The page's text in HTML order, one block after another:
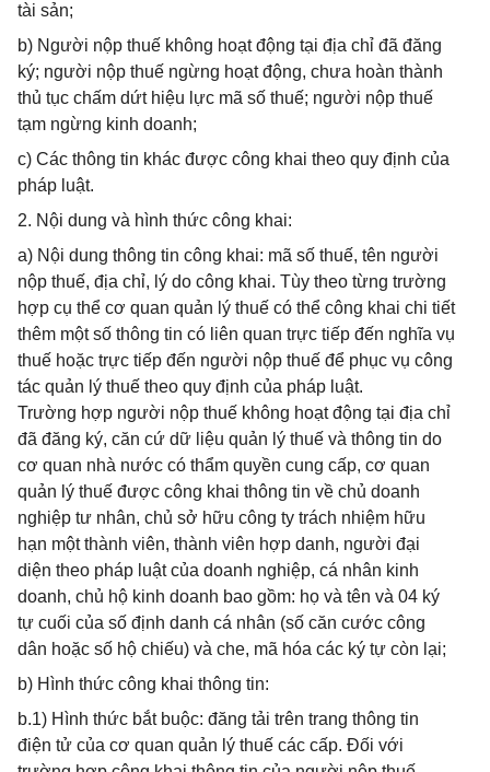
tài sản;
b) Người nộp thuế không hoạt động tại địa chỉ đã đăng
ký; người nộp thuế ngừng hoạt động, chưa hoàn thành
thủ tục chấm dứt hiệu lực mã số thuế; người nộp thuế
tạm ngừng kinh doanh;
c) Các thông tin khác được công khai theo quy định của
pháp luật.
2. Nội dung và hình thức công khai:
a) Nội dung thông tin công khai: mã số thuế, tên người
nộp thuế, địa chỉ, lý do công khai. Tùy theo từng trường
hợp cụ thể cơ quan quản lý thuế có thể công khai chi tiết
thêm một số thông tin có liên quan trực tiếp đến nghĩa vụ
thuế hoặc trực tiếp đến người nộp thuế để phục vụ công
tác quản lý thuế theo quy định của pháp luật.
Trường hợp người nộp thuế không hoạt động tại địa chỉ
đã đăng ký, căn cứ dữ liệu quản lý thuế và thông tin do
cơ quan nhà nước có thẩm quyền cung cấp, cơ quan
quản lý thuế được công khai thông tin về chủ doanh
nghiệp tư nhân, chủ sở hữu công ty trách nhiệm hữu
hạn một thành viên, thành viên hợp danh, người đại
diện theo pháp luật của doanh nghiệp, cá nhân kinh
doanh, chủ hộ kinh doanh bao gồm: họ và tên và 04 ký
tự cuối của số định danh cá nhân (số căn cước công
dân hoặc số hộ chiếu) và che, mã hóa các ký tự còn lại;
b) Hình thức công khai thông tin:
b.1) Hình thức bắt buộc: đăng tải trên trang thông tin
điện tử của cơ quan quản lý thuế các cấp. Đối với